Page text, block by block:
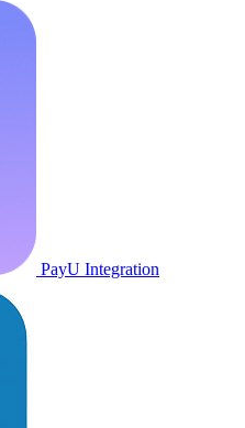
PayU Integration